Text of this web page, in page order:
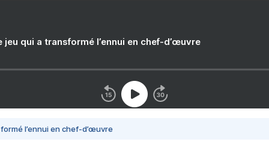
jeu qui a transformé l’ennui en chef-d’œuvre
l’ennui en chef-d’œuvre